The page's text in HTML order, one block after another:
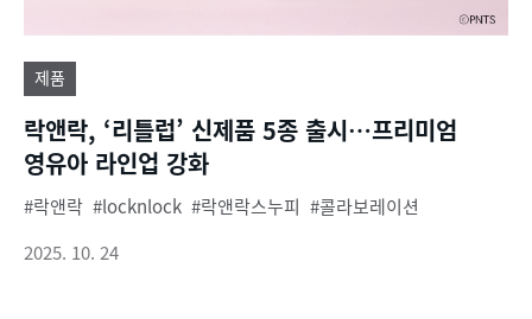
제품
락앤락, ‘리틀럽’ 신제품 5종 출시…프리미엄
영유아 라인업 강화
락앤락 locknlock 락앤락스누피
콜라보레이션
2025. 10. 24